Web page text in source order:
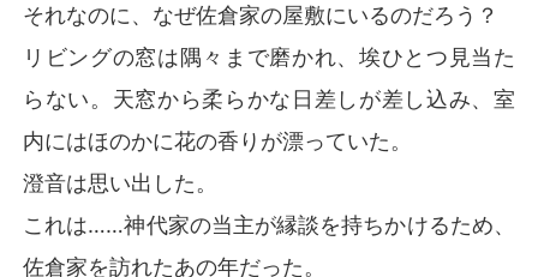
それなのに、なぜ佐倉家の屋敷にいるのだろう？
リビングの窓は隅々まで磨かれ、埃ひとつ見当た
らない。天窓から柔らかな日差しが差し込み、室
内にはほのかに花の香りが漂っていた。
澄音は思い出した。
これは……神代家の当主が縁談を持ちかけるため、
佐倉家を訪れたあの年だった。